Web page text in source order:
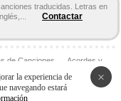
traducidas. Letras en
Contactar
de Canciones
Acordes y
×
la experiencia de
navegando estará